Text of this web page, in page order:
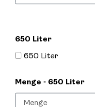
650 Liter
650 Liter
Menge - 650 Liter